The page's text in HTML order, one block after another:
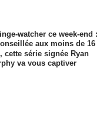
watcher ce week-end :
aux moins de 16
cette série signée Ryan
va vous captiver